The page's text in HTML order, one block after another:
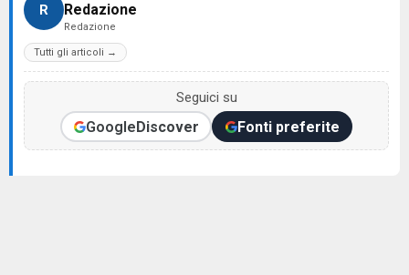
R Redazione
Redazione
Tutti gli articoli →
Seguici su
GoogleDiscover Fonti preferite